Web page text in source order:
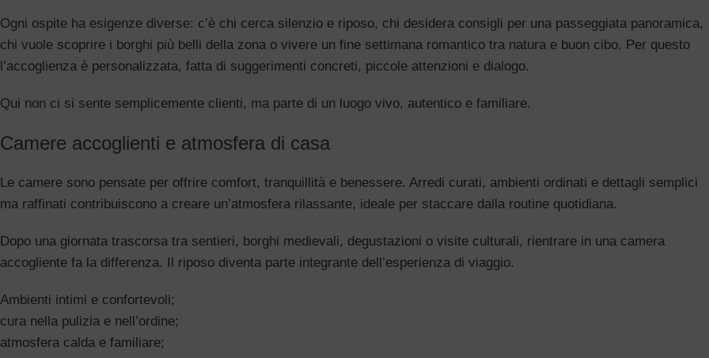
Ogni ospite ha esigenze diverse: c’è chi cerca silenzio e riposo, chi desidera consigli per una passeggiata panoramica,
chi vuole scoprire i borghi più belli della zona o vivere un fine settimana romantico tra natura e buon cibo. Per questo
l’accoglienza è personalizzata, fatta di suggerimenti concreti, piccole attenzioni e dialogo.
Qui non ci si sente semplicemente clienti, ma parte di un luogo vivo, autentico e familiare.
Camere accoglienti e atmosfera di casa
Le camere sono pensate per offrire comfort, tranquillità e benessere. Arredi curati, ambienti ordinati e dettagli semplici
ma raffinati contribuiscono a creare un’atmosfera rilassante, ideale per staccare dalla routine quotidiana.
Dopo una giornata trascorsa tra sentieri, borghi medievali, degustazioni o visite culturali, rientrare in una camera
accogliente fa la differenza. Il riposo diventa parte integrante dell’esperienza di viaggio.
Ambienti intimi e confortevoli;
cura nella pulizia e nell’ordine;
atmosfera calda e familiare;